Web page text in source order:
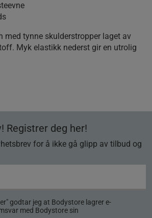
med tynne skulderstropper laget av
Myk elastikk nederst gir en utrolig
Registrer deg her!
for å ikke gå glipp av tilbud og
godtar jeg at Bodystore lagrer e-
med Bodystore sin